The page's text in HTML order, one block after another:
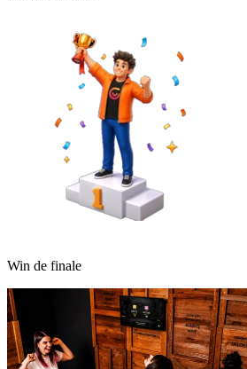
Win de finale